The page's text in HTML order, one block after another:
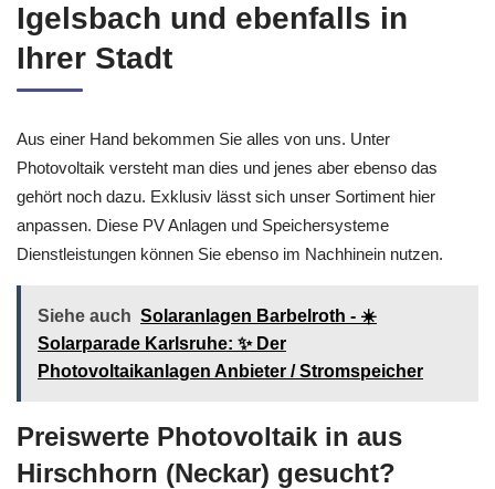
Igelsbach und ebenfalls in
Ihrer Stadt
Aus einer Hand bekommen Sie alles von uns. Unter
Photovoltaik versteht man dies und jenes aber ebenso das
gehört noch dazu. Exklusiv lässt sich unser Sortiment hier
anpassen. Diese PV Anlagen und Speichersysteme
Dienstleistungen können Sie ebenso im Nachhinein nutzen.
Siehe auch Solaranlagen Barbelroth - ☀️
Solarparade Karlsruhe: ✨ Der
Photovoltaikanlagen Anbieter / Stromspeicher
Preiswerte Photovoltaik in aus
Hirschhorn (Neckar) gesucht?